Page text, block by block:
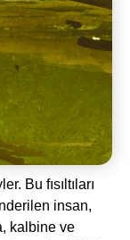
Bu fısıltıları
insan,
kalbine ve